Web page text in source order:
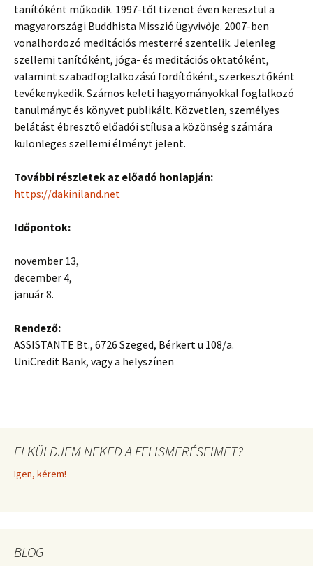
tanítóként működik. 1997-től tizenöt éven keresztül a
magyarországi Buddhista Misszió ügyvivője. 2007-ben
vonalhordozó meditációs mesterré szentelik. Jelenleg
szellemi tanítóként, jóga- és meditációs oktatóként,
valamint szabadfoglalkozású fordítóként, szerkesztőként
tevékenykedik. Számos keleti hagyományokkal foglalkozó
tanulmányt és könyvet publikált. Közvetlen, személyes
belátást ébresztő előadói stílusa a közönség számára
különleges szellemi élményt jelent.
További részletek az előadó honlapján:
https://dakiniland.net
Időpontok:
november 13,
december 4,
január 8.
Rendező:
ASSISTANTE Bt., 6726 Szeged, Bérkert u 108/a.
UniCredit Bank, vagy a helyszínen
ELKÜLDJEM NEKED A FELISMERÉSEIMET?
Igen, kérem!
BLOG